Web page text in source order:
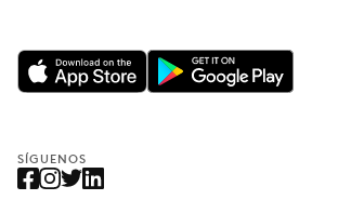
SÍGUENOS